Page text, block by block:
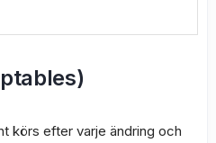
körs efter varje ändring och